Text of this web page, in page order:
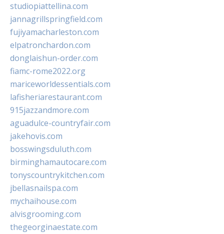
studiopiattellina.com
jannagrillspringfield.com
fujiyamacharleston.com
elpatronchardon.com
donglaishun-order.com
fiamc-rome2022.org
mariceworldessentials.com
lafisheriarestaurant.com
915jazzandmore.com
aguadulce-countryfair.com
jakehovis.com
bosswingsduluth.com
birminghamautocare.com
tonyscountrykitchen.com
jbellasnailspa.com
mychaihouse.com
alvisgrooming.com
thegeorginaestate.com